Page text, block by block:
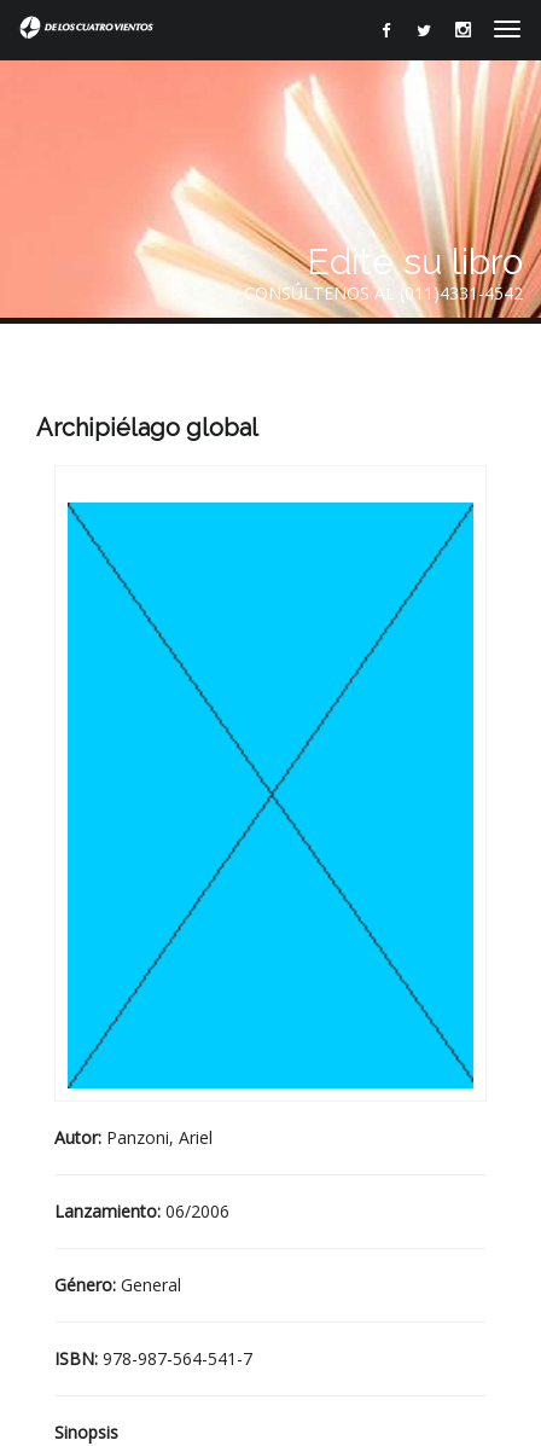
Edite su libro
CONSÚLTENOS AL (011)4331-4542
Archipiélago global
Autor: Panzoni, Ariel
Lanzamiento: 06/2006
Género: General
ISBN: 978-987-564-541-7
Sinopsis